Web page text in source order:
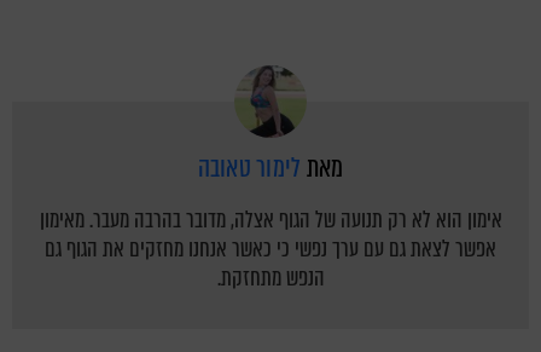
מאתלימור טאובה
אימון הוא לא רק תנועה של הגוף אצלה, מדובר בהרבה מעבר. מאימון
אפשר לצאת גם עם ערך נפשי כי כאשר אנחנו מחזקים את הגוף גם
הנפש מתחזקת.